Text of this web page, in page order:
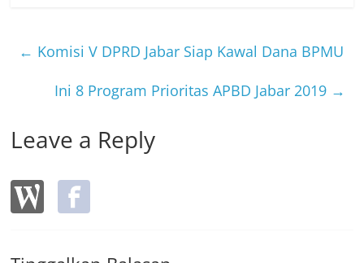
b
o
o
k
← Komisi V DPRD Jabar Siap Kawal Dana BPMU
Ini 8 Program Prioritas APBD Jabar 2019 →
Leave a Reply